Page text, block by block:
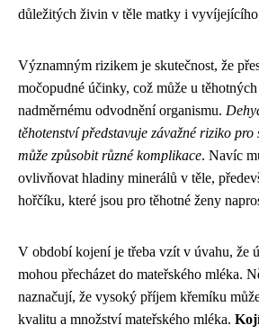
důležitých živin v těle matky i vyvíjejícího
Významným rizikem je skutečnost, že
močopudné účinky, což může u
nadměrnému odvodnění organismu.
těhotenství představuje závažné riziko
může způsobit různé komplikace. Navíc
ovlivňovat hladiny minerálů v těle,
hořčíku, které jsou pro těhotné ženy
V období kojení je třeba vzít v úvahu, že
mohou přecházet do mateřského mléka.
naznačují, že vysoký příjem křemíku
kvalitu a množství mateřského mléka.